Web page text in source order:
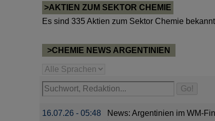
>AKTIEN ZUM SEKTOR CHEMIE
Es sind 335 Aktien zum Sektor Chemie
>CHEMIE NEWS ARGENTINIEN
16.07.26 - 05:48 News: Argentinien im WM-